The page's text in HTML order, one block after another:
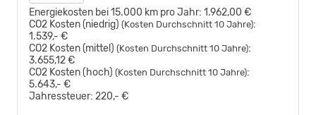
Energiekosten bei 15.000 km pro Jahr: 1.962,00 €
CO2 Kosten (niedrig) (Kosten Durchschnitt 10 Jahre):
1.539,- €
CO2 Kosten (mittel) (Kosten Durchschnitt 10 Jahre):
3.655,12 €
CO2 Kosten (hoch) (Kosten Durchschnitt 10 Jahre):
5.643,- €
Jahressteuer: 220,- €